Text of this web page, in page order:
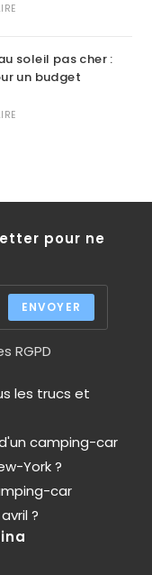
soleil pas cher :
un budget
pour ne
ENVOYER
RGPD
les trucs et
camping-car
York ?
car
?